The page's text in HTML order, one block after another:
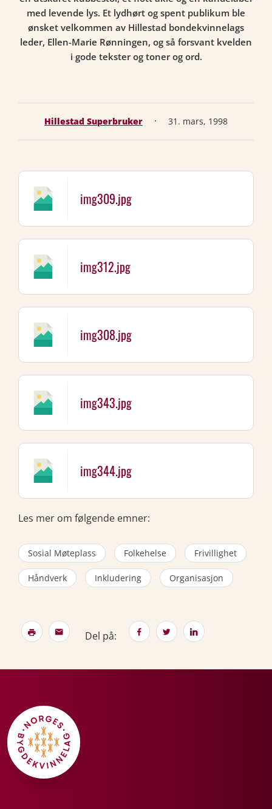
med levende lys. Et lydhørt og spent publikum ble
ønsket velkommen av Hillestad bondekvinnelags
leder, Ellen-Marie Rønningen, og så forsvant kvelden
i gode tekster og toner og ord.
Hillestad Superbruker · 31. mars, 1998
img309.jpg
img312.jpg
img308.jpg
img343.jpg
img344.jpg
Les mer om følgende emner:
Sosial Møteplass Folkehelse Frivillighet
Håndverk Inkludering Organisasjon
Del på: